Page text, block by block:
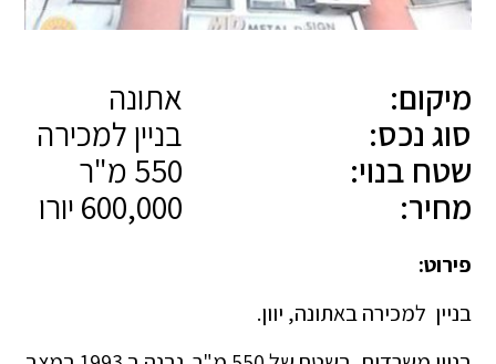
מיקום:
אתונה
סוג נכס:
בניין למכירה
שטח בנוי:
מחיר:
פירוט:
בניין למכירה באתונה, יוון.